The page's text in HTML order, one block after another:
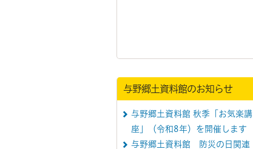
与野郷土資料館のお知らせ
与野郷土資料館 秋季「お気楽講
座」（令和8年）を開催します
与野郷土資料館 防災の日関連